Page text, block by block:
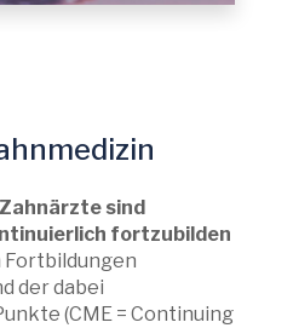
sind
fortzubilden
Fortbildungen
der dabei
(CME = Continuing